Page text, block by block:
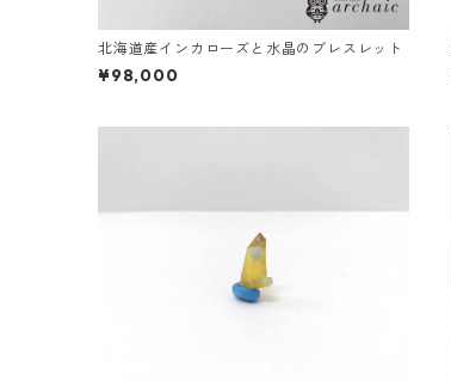
北海道産インカローズと水晶のブレスレット
¥98,000